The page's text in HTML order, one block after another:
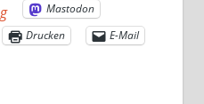
Mastodon
Drucken E-Mail